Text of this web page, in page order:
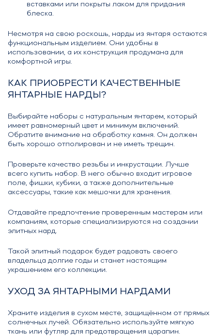
вставками или покрыты лаком для придания
блеска.
Несмотря на свою роскошь, нарды из янтаря остаются
функциональным изделием. Они удобны в
использовании, а их конструкция продумана для
комфортной игры.
КАК ПРИОБРЕСТИ КАЧЕСТВЕННЫЕ
ЯНТАРНЫЕ НАРДЫ?
Выбирайте наборы с натуральным янтарем, который
имеет равномерный цвет и минимум включений.
Обратите внимание на обработку камня. Он должен
быть хорошо отполирован и не иметь трещин.
Проверьте качество резьбы и инкрустации. Лучше
всего купить набор. В него обычно входит игровое
поле, фишки, кубики, а также дополнительные
аксессуары, такие как мешочки для хранения.
Отдавайте предпочтение проверенным мастерам или
компаниям, которые специализируются на создании
элитных нард.
Такой элитный подарок будет радовать своего
владельца долгие годы и станет настоящим
украшением его коллекции.
УХОД ЗА ЯНТАРНЫМИ НАРДАМИ
Храните изделия в сухом месте, защищённом от прямых
солнечных лучей. Обязательно используйте мягкую
ткань или футляр для предотвращения царапин.